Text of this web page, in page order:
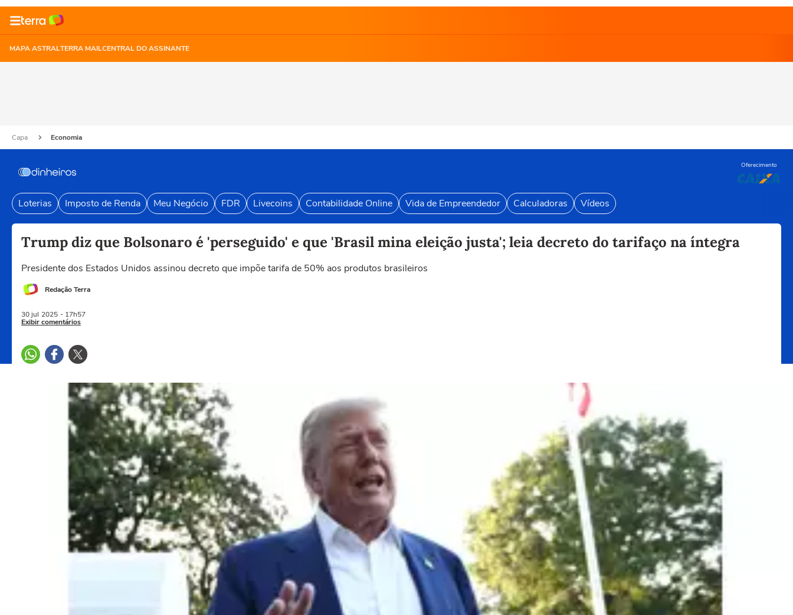
MAPA ASTRALTERRA MAILCENTRAL DO ASSINANTE
Capa Economia
Oferecimento
Loterias Imposto de Renda Meu Negócio FDR Livecoins Contabilidade Online Vida de Empreendedor Calculadoras Vídeos
Trump diz que Bolsonaro é 'perseguido' e que 'Brasil mina eleição justa'; leia decreto do tarifaço na íntegra
Presidente dos Estados Unidos assinou decreto que impõe tarifa de 50% aos produtos brasileiros
Redação Terra
30 jul 2025 - 17h57
Exibir comentários